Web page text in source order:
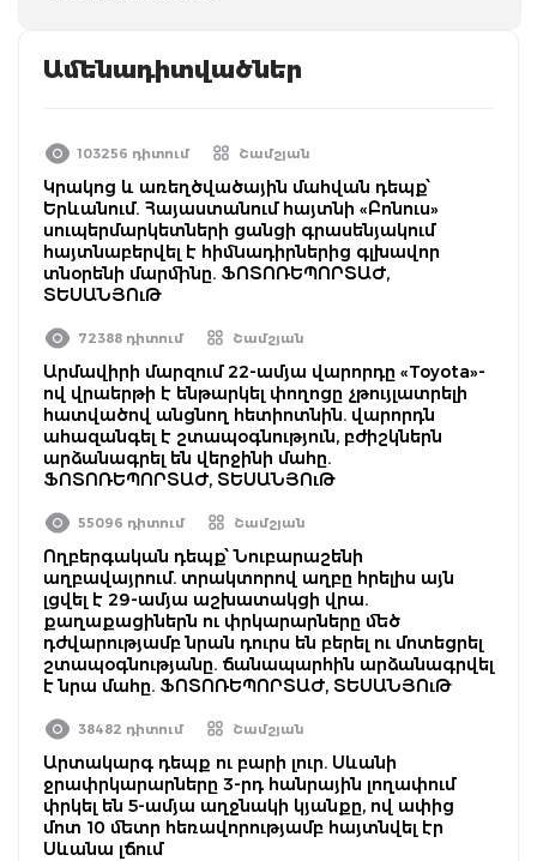
Ամենադիտվածներ
103256 դիտում Շամշյան
Կրակոց և առեղծվածային մահվան դեպք՝
Երևանում. Հայաստանում հայտնի «Բոնուս»
սուպերմարկետների ցանցի գրասենյակում
հայտնաբերվել է հիմնադիրներից գլխավոր
տնօրենի մարմինը. ՖՈՏՈՌԵՊՈՐՏԱԺ,
ՏԵՍԱՆՅՈւԹ
72388 դիտում Շամշյան
Արմավիրի մարզում 22-ամյա վարորդը «Toyota»-
ով վրաերթի է ենթարկել փողոցը չթույլատրելի
հատվածով անցնող հետիոտնին. վարորդն
ահազանգել է շտապօգնություն, բժիշկներն
արձանագրել են վերջինի մահը.
ՖՈՏՈՌԵՊՈՐՏԱԺ, ՏԵՍԱՆՅՈւԹ
55096 դիտում Շամշյան
Ողբերգական դեպք՝ Նուբարաշենի
աղբավայրում. տրակտորով աղբը հրելիս այն
լցվել է 29-ամյա աշխատակցի վրա.
քաղաքացիներն ու փրկարարները մեծ
դժվարությամբ նրան դուրս են բերել ու մոտեցրել
շտապօգնությանը. ճանապարհին արձանագրվել
է նրա մահը. ՖՈՏՈՌԵՊՈՐՏԱԺ, ՏԵՍԱՆՅՈւԹ
38482 դիտում Շամշյան
Արտակարգ դեպք ու բարի լուր. Սևանի
ջրափրկարարները 3-րդ հանրային լողափում
փրկել են 5-ամյա աղջնակի կյանքը, ով ափից
մոտ 10 մետր հեռավորությամբ հայտնվել էր
Սևանա լճում